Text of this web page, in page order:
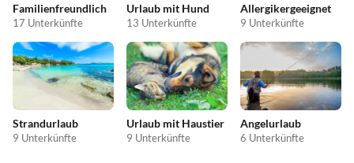
Familienfreundlich
17 Unterkünfte
Urlaub mit Hund
13 Unterkünfte
Allergikergeeignet
9 Unterkünfte
Strandurlaub
9 Unterkünfte
Urlaub mit Haustier
9 Unterkünfte
Angelurlaub
6 Unterkünfte